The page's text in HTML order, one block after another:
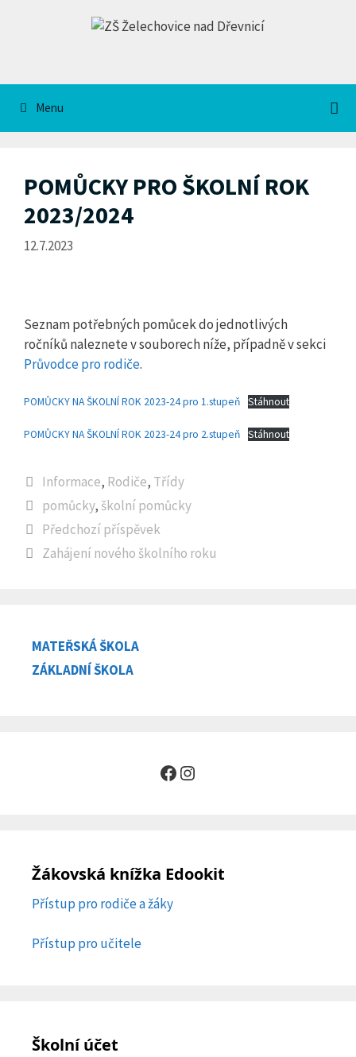
Menu
POMŮCKY PRO ŠKOLNÍ ROK
2023/2024
12.7.2023
Seznam potřebných pomůcek do jednotlivých
ročníků naleznete v souborech níže, případně v sekci
Průvodce pro rodiče.
POMŮCKY NA ŠKOLNÍ ROK 2023-24 pro 1.stupeň Stáhnout
POMŮCKY NA ŠKOLNÍ ROK 2023-24 pro 2.stupeň Stáhnout
Rubriky
Informace, Rodiče, Třídy
Štítky
pomůcky, školní pomůcky
Předchozí příspěvek
Zahájení nového školního roku
MATEŘSKÁ ŠKOLA
ZÁKLADNÍ ŠKOLA
Facebook
Instagram
Žákovská knížka Edookit
Přístup pro rodiče a žáky
Přístup pro učitele
Školní účet